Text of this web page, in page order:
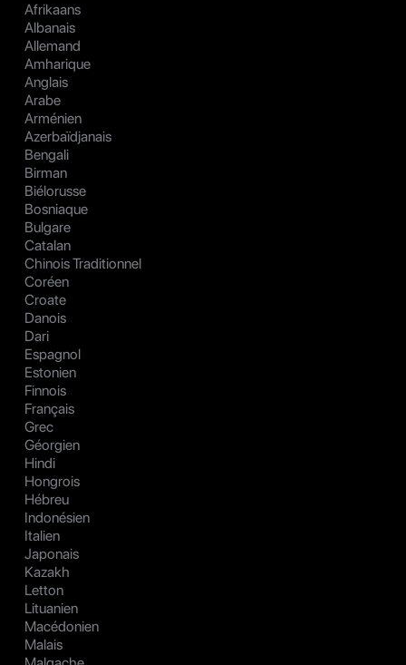
Afrikaans
Albanais
Allemand
Amharique
Anglais
Arabe
Arménien
Azerbaïdjanais
Bengali
Birman
Biélorusse
Bosniaque
Bulgare
Catalan
Chinois Traditionnel
Coréen
Croate
Danois
Dari
Espagnol
Estonien
Finnois
Français
Grec
Géorgien
Hindi
Hongrois
Hébreu
Indonésien
Italien
Japonais
Kazakh
Letton
Lituanien
Macédonien
Malais